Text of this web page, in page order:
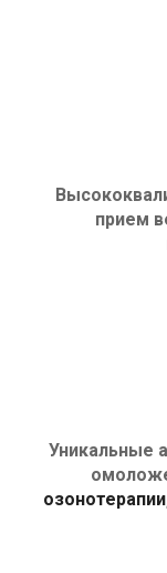
прием
Уникальные
озонотерапии